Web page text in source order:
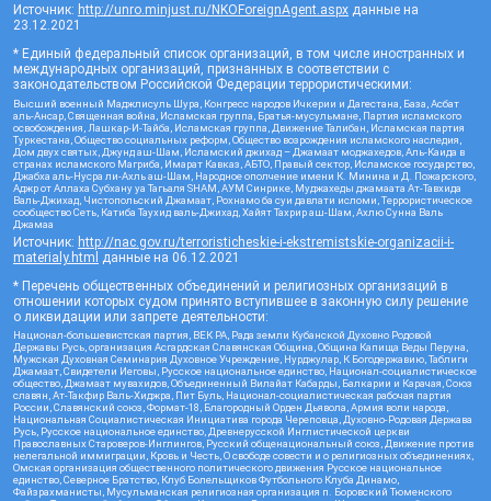
Источник: http://unro.minjust.ru/NKOForeignAgent.aspx данные на
23.12.2021
* Единый федеральный список организаций, в том числе иностранных и
международных организаций, признанных в соответствии с
законодательством Российской Федерации террористическими:
Высший военный Маджлисуль Шура, Конгресс народов Ичкерии и Дагестана, База, Асбат
аль-Ансар, Священная война, Исламская группа, Братья-мусульмане, Партия исламского
освобождения, Лашкар-И-Тайба, Исламская группа, Движение Талибан, Исламская партия
Туркестана, Общество социальных реформ, Общество возрождения исламского наследия,
Дом двух святых, Джунд аш-Шам, Исламский джихад – Джамаат моджахедов, Аль-Каида в
странах исламского Магриба, Имарат Кавказ, АБТО, Правый сектор, Исламское государство,
Джабха аль-Нусра ли-Ахль аш-Шам, Народное ополчение имени К. Минина и Д. Пожарского,
Аджр от Аллаха Субхану уа Тагьаля SHAM, АУМ Синрике, Муджахеды джамаата Ат-Тавхида
Валь-Джихад, Чистопольский Джамаат, Рохнамо ба суи давлати исломи, Террористическое
сообщество Сеть, Катиба Таухид валь-Джихад, Хайят Тахрир аш-Шам, Ахлю Сунна Валь
Джамаа
Источник: http://nac.gov.ru/terroristicheskie-i-ekstremistskie-organizacii-i-
materialy.html данные на 06.12.2021
* Перечень общественных объединений и религиозных организаций в
отношении которых судом принято вступившее в законную силу решение
о ликвидации или запрете деятельности:
Национал-большевистская партия, ВЕК РА, Рада земли Кубанской Духовно Родовой
Державы Русь, организация Асгардская Славянская Община, Община Капища Веды Перуна,
Мужская Духовная Семинария Духовное Учреждение, Нурджулар, К Богодержавию, Таблиги
Джамаат, Свидетели Иеговы, Русское национальное единство, Национал-социалистическое
общество, Джамаат мувахидов, Объединенный Вилайат Кабарды, Балкарии и Карачая, Союз
славян, Ат-Такфир Валь-Хиджра, Пит Буль, Национал-социалистическая рабочая партия
России, Славянский союз, Формат-18, Благородный Орден Дьявола, Армия воли народа,
Национальная Социалистическая Инициатива города Череповца, Духовно-Родовая Держава
Русь, Русское национальное единство, Древнерусской Инглистической церкви
Православных Староверов-Инглингов, Русский общенациональный союз, Движение против
нелегальной иммиграции, Кровь и Честь, О свободе совести и о религиозных объединениях,
Омская организация общественного политического движения Русское национальное
единство, Северное Братство, Клуб Болельщиков Футбольного Клуба Динамо,
Файзрахманисты, Мусульманская религиозная организация п. Боровский Тюменского